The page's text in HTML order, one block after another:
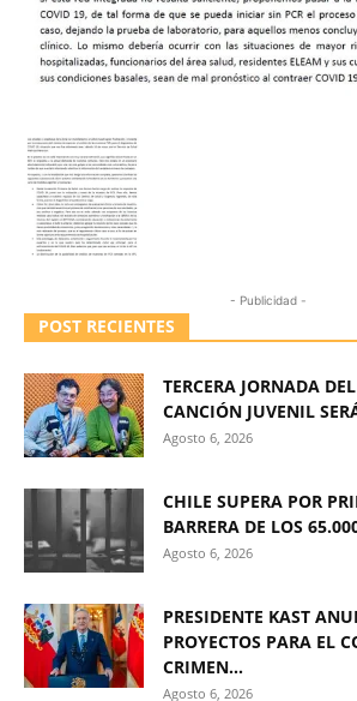
- Publicidad -
POST RECIENTES
TERCERA JORNADA
CANCIÓN JUVENIL
Agosto 6, 2026
CHILE SUPERA POR
BARRERA DE LOS
Agosto 6, 2026
PRESIDENTE KAST
PROYECTOS PARA EL
CRIMEN...
Agosto 6, 2026